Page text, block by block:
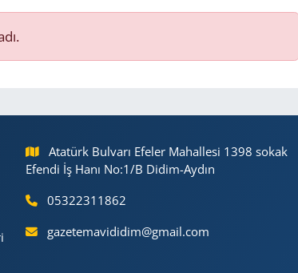
Atatürk Bulvarı Efeler Mahallesi 1398 sokak
Efendi İş Hanı No:1/B Didim-Aydın
05322311862
gazetemavididim@gmail.com